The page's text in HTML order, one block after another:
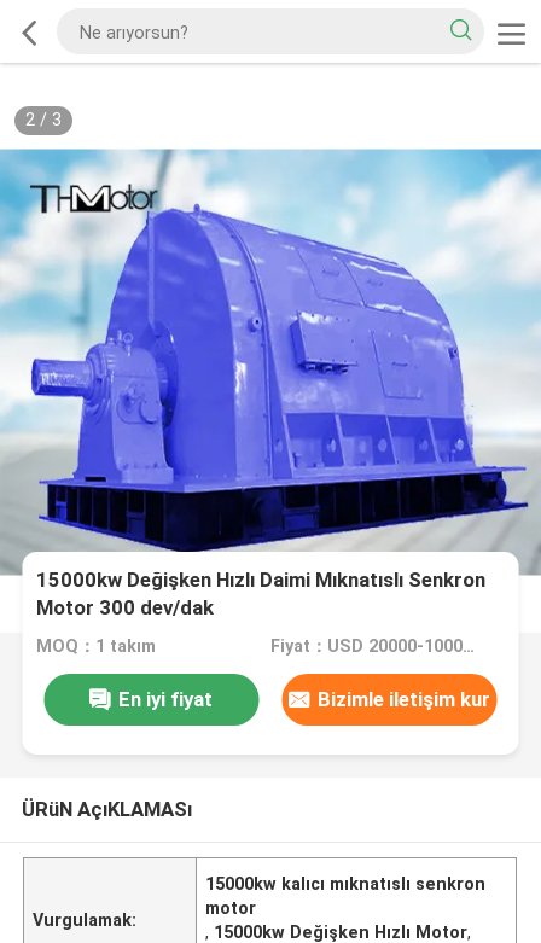
2/ 3
15000kw Değişken Hızlı Daimi Mıknatıslı Senkron
Motor 300 dev/dak
MOQ：1 takım Fiyat：USD 20000-100000
En iyi fiyat Bizimle iletişim kur
ÜRüN AçıKLAMASı
Vurgulamak:
15000kw kalıcı mıknatıslı senkron
motor
, 15000kw Değişken Hızlı Motor,